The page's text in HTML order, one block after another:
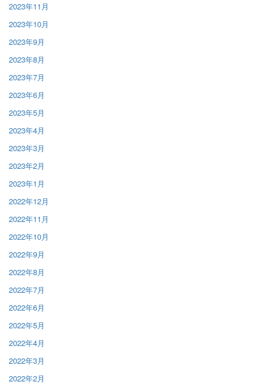
2023年11月
2023年10月
2023年9月
2023年8月
2023年7月
2023年6月
2023年5月
2023年4月
2023年3月
2023年2月
2023年1月
2022年12月
2022年11月
2022年10月
2022年9月
2022年8月
2022年7月
2022年6月
2022年5月
2022年4月
2022年3月
2022年2月